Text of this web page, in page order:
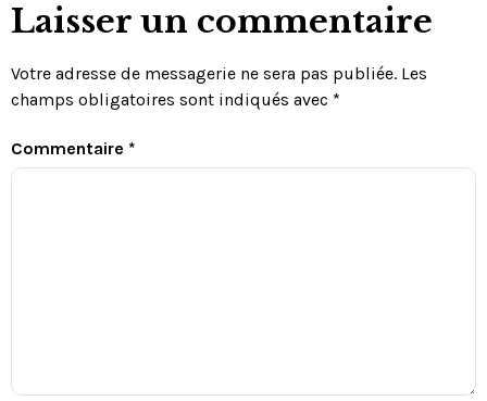
Laisser un commentaire
Votre adresse de messagerie ne sera pas publiée. Les
champs obligatoires sont indiqués avec *
Commentaire *